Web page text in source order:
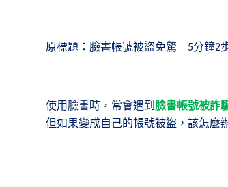
原標題：臉書帳號被盜免驚 5分鐘2
使用臉書時，常會遇到臉書帳號被詐
但如果變成自己的帳號被盜，該怎麼